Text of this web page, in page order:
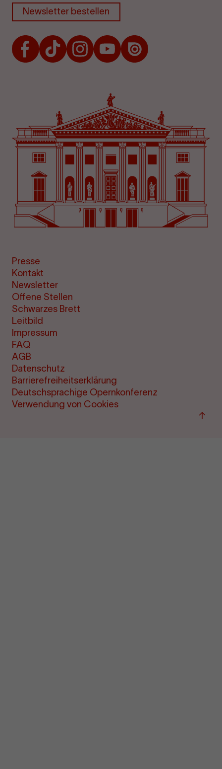
Newsletter bestellen
FacebookTikTokInstagramYoutubeIssuu
Presse
Kontakt
Newsletter
Offene Stellen
Schwarzes Brett
Leitbild
Impressum
FAQ
AGB
Datenschutz
Barrierefreiheitserklärung
Deutschsprachige Opernkonferenz
Verwendung von Cookies
Zu